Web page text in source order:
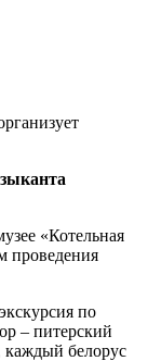
«Котельная
проведения
по
– питерский
каждый белорус